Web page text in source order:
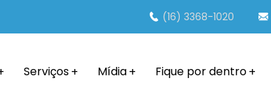
(16) 3368-1020
Serviços Mídia Fique por dentro